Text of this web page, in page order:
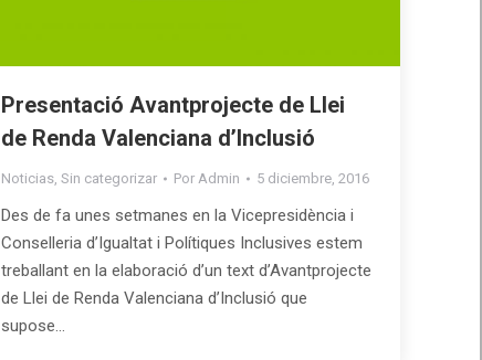
Presentació Avantprojecte de Llei
de Renda Valenciana d’Inclusió
Noticias, Sin categorizar Por Admin 5 diciembre, 2016
Des de fa unes setmanes en la Vicepresidència i
Conselleria d’Igualtat i Polítiques Inclusives estem
treballant en la elaboració d’un text d’Avantprojecte
de Llei de Renda Valenciana d’Inclusió que
supose…